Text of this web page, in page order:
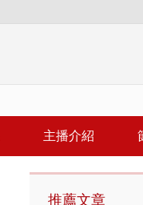
主播介紹
推薦文章